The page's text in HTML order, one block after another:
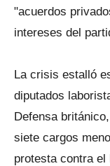
"acuerdos
intereses del
La crisis estalló
diputados
Defensa
siete cargos
protesta contra el